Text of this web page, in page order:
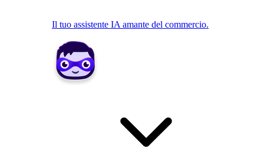
Il tuo assistente IA amante del commercio.